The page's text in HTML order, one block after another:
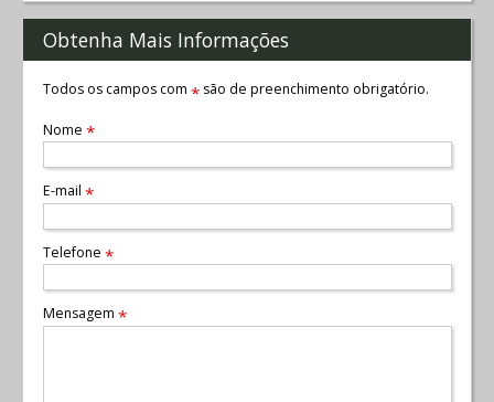
Obtenha Mais Informações
Todos os campos com *são de preenchimento obrigatório.
Nome *
E-mail *
Telefone *
Mensagem *